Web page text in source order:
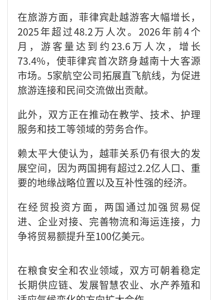
在旅游方面，菲律宾赴越游客大幅增长，
2025年超过48.2万人次。2026年前4个
月，游客量达到约23.6万人次，增长
73.4%，使菲律宾首次跻身越南十大客源
市场。5家航空公司拓展直飞航线，为促进
旅游连接和民间交流做出贡献。
此外，双方正在推动在教学、技术、护理
服务和技工等领域的劳务合作。
赖太平大使认为，越菲关系仍有很大的发
展空间，因为两国拥有超过2.2亿人口、重
要的地缘战略位置以及互补性强的经济。
在经贸投资方面，两国通过加强贸易促
进、企业对接、完善物流和海运连接，力
争将贸易额提升至100亿美元。
在粮食安全和农业领域，双方可朝着稳定
长期供应链、发展智慧农业、水产养殖和